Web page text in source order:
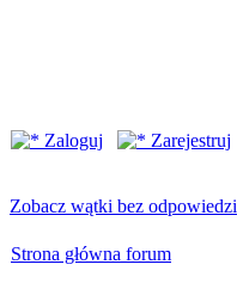
Zaloguj
Zarejestruj
Zobacz wątki bez odpowiedzi
Strona główna forum